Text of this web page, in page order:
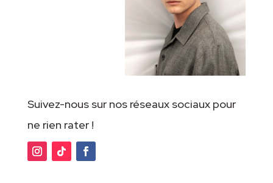
Suivez-nous sur nos réseaux sociaux pour
ne rien rater !